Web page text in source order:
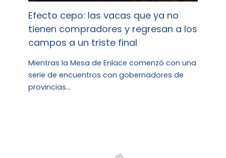
Efecto cepo: las vacas que ya no
tienen compradores y regresan a los
campos a un triste final
Mientras la Mesa de Enlace comenzó con una
serie de encuentros con gobernadores de
provincias…